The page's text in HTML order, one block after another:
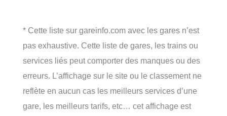
* Cette liste sur gareinfo.com avec les gares n’est
pas exhaustive. Cette liste de gares, les trains ou
services liés peut comporter des manques ou des
erreurs. L’affichage sur le site ou le classement ne
reflète en aucun cas les meilleurs services d’une
gare, les meilleurs tarifs, etc… cet affichage est